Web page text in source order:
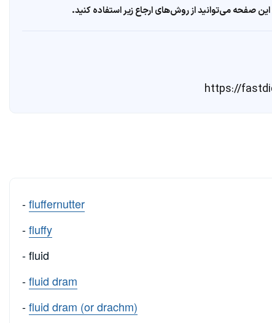
صفحه می‌توانید از روش‌های ارجاع زیر استفاده کنید.
-fluffernutter
-fluffy
- fluid
-fluid dram
-fluid dram (or drachm)